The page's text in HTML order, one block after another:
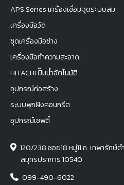
APS Series เครื่องเชื่อมจุดระบบลม
เครื่องมือวัด
ชุดเครื่องมือช่าง
เครื่องมือทำความสะอาด
HITACHI ปั๊มน้ำอัตโนมัติ
อุปกรณ์ก่อสร้าง
ระบบพุกฝังคอนกรีต
อุปกรณ์เซฟตี้
120/238 ซอย18 หมู่11 ถ. เทพารักษ์
สมุทรปราการ 10540
099-490-6022